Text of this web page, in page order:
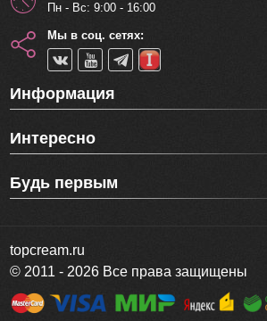
Пн - Вс: 9:00 - 16:00
Мы в соц. сетях:
Информация
Интересно
Будь первым
topcream.ru
© 2011 - 2026 Все права защищены